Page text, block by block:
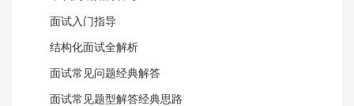
面试入门指导
结构化面试全解析
面试常见问题经典解答
面试常见题型解答经典思路